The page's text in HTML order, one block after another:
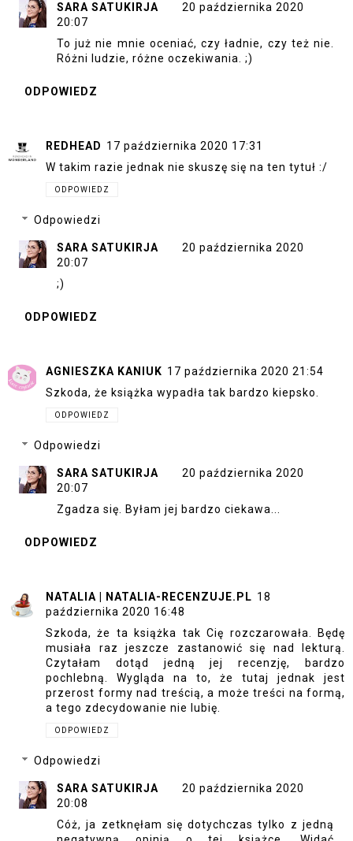
SARA SATUKIRJA
20 października 2020
20:07
To już nie mnie oceniać, czy ładnie, czy też nie.
Różni ludzie, różne oczekiwania. ;)
ODPOWIEDZ
REDHEAD 17 października 2020 17:31
W takim razie jednak nie skuszę się na ten tytuł :/
ODPOWIEDZ
Odpowiedzi
SARA SATUKIRJA
20 października 2020
20:07
;)
ODPOWIEDZ
AGNIESZKA KANIUK 17 października 2020 21:54
Szkoda, że książka wypadła tak bardzo kiepsko.
ODPOWIEDZ
Odpowiedzi
SARA SATUKIRJA
20 października 2020
20:07
Zgadza się. Byłam jej bardzo ciekawa...
ODPOWIEDZ
NATALIA | NATALIA-RECENZUJE.PL 18
października 2020 16:48
Szkoda, że ta książka tak Cię rozczarowała. Będę
musiała raz jeszcze zastanowić się nad lekturą.
Czytałam dotąd jedną jej recenzję, bardzo
pochlebną. Wygląda na to, że tutaj jednak jest
przerost formy nad treścią, a może treści na formą,
a tego zdecydowanie nie lubię.
ODPOWIEDZ
Odpowiedzi
SARA SATUKIRJA
20 października 2020
20:08
Cóż, ja zetknęłam się dotychczas tylko z jedną